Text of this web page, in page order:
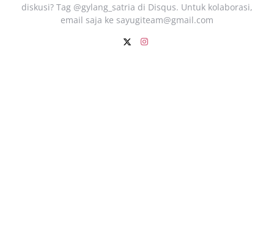
diskusi? Tag @gylang_satria di Disqus. Untuk kolaborasi,
email saja ke sayugiteam@gmail.com